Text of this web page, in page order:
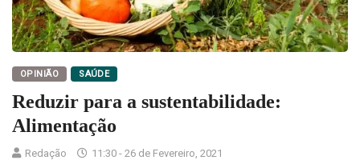
OPINIÃO SAÚDE
Reduzir para a sustentabilidade:
Alimentação
Redação 11:30 - 26 de Fevereiro, 2021